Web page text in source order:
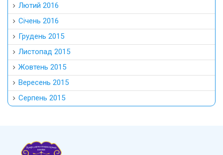
Лютий 2016
Січень 2016
Грудень 2015
Листопад 2015
Жовтень 2015
Вересень 2015
Серпень 2015